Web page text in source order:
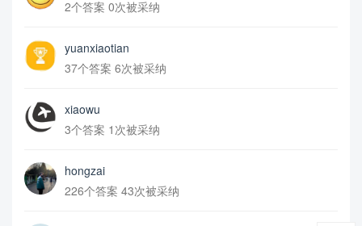
2个答案 0次被采纳
yuanxiaotian
37个答案 6次被采纳
xiaowu
3个答案 1次被采纳
hongzai
226个答案 43次被采纳